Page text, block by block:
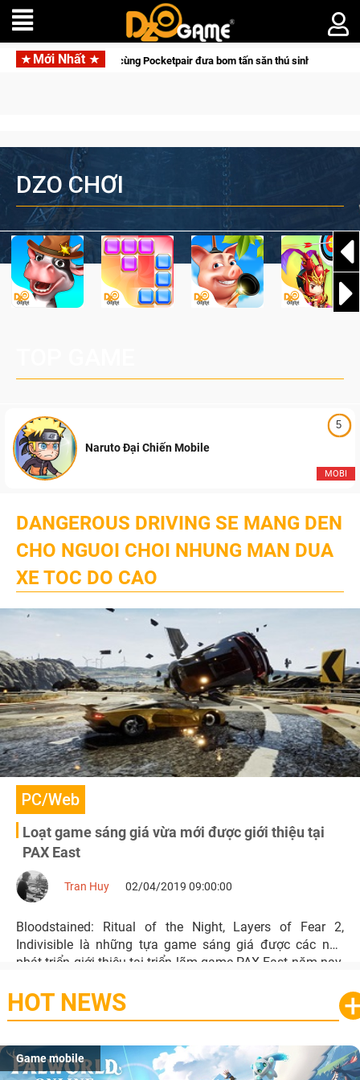
Mới Nhất
Garena hợp tác cùng Pocketpair đưa bom tấn săn thú sinh tồn lên di động với
DZO CHƠI
5
MOBI
Naruto Đại Chiến Mobile
DANGEROUS DRIVING SE MANG DEN
CHO NGUOI CHOI NHUNG MAN DUA
XE TOC DO CAO
PC/Web
Loạt game sáng giá vừa mới được giới thiệu tại
PAX East
Tran Huy 02/04/2019 09:00:00
Bloodstained: Ritual of the Night, Layers of Fear 2,
Indivisible là những tựa game sáng giá được các nhà
phát triển giới thiệu tại triển lãm game PAX East năm nay.
HOT NEWS
Game mobile